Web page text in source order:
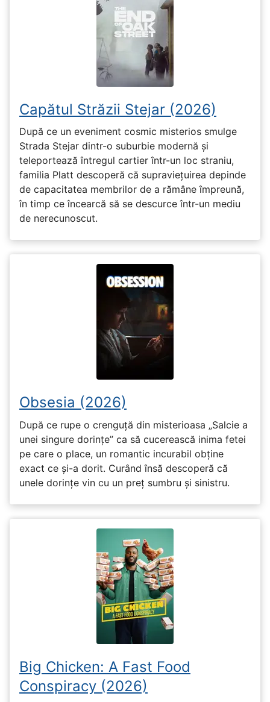
Capătul Străzii Stejar (2026)
După ce un eveniment cosmic misterios smulge
Strada Stejar dintr-o suburbie modernă și
teleportează întregul cartier într-un loc straniu,
familia Platt descoperă că supraviețuirea depinde
de capacitatea membrilor de a rămâne împreună,
în timp ce încearcă să se descurce într-un mediu
de nerecunoscut.
Obsesia (2026)
După ce rupe o crenguță din misterioasa „Salcie a
unei singure dorințe” ca să cucerească inima fetei
pe care o place, un romantic incurabil obține
exact ce și-a dorit. Curând însă descoperă că
unele dorințe vin cu un preț sumbru și sinistru.
Big Chicken: A Fast Food
Conspiracy (2026)